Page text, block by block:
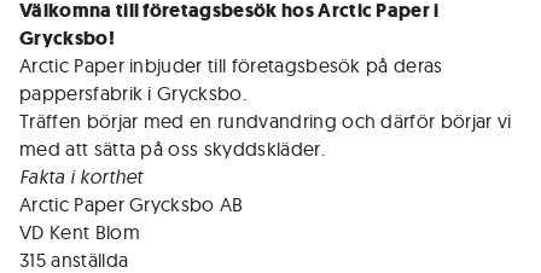
Välkomna till företagsbesök hos Arctic Paper i
Grycksbo!
Arctic Paper inbjuder till företagsbesök på deras
pappersfabrik i Grycksbo.
Träffen börjar med en rundvandring och därför börjar vi
med att sätta på oss skyddskläder.
Fakta i korthet
Arctic Paper Grycksbo AB
VD Kent Blom
315 anställda